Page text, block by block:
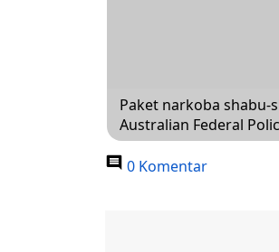
Paket narkoba shabu-
Australian Federal
0 Komentar